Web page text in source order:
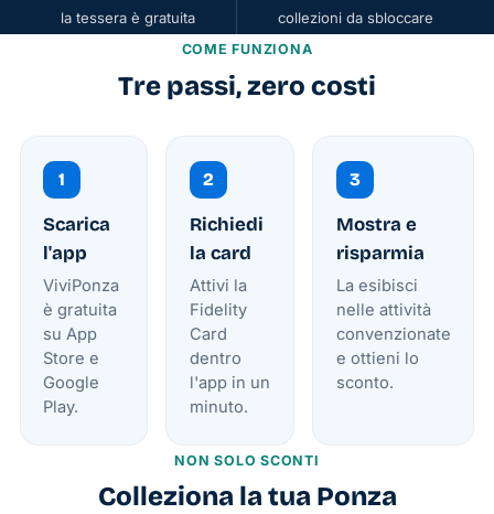
la tessera è gratuita collezioni da sbloccare
COME FUNZIONA
Tre passi, zero costi
1
Scarica
l'app
ViviPonza
è gratuita
su App
Store e
Google
Play.
2
Richiedi
la card
Attivi la
Fidelity
Card
dentro
l'app in un
minuto.
3
Mostra e
risparmia
La esibisci
nelle attività
convenzionate
e ottieni lo
sconto.
NON SOLO SCONTI
Colleziona la tua Ponza